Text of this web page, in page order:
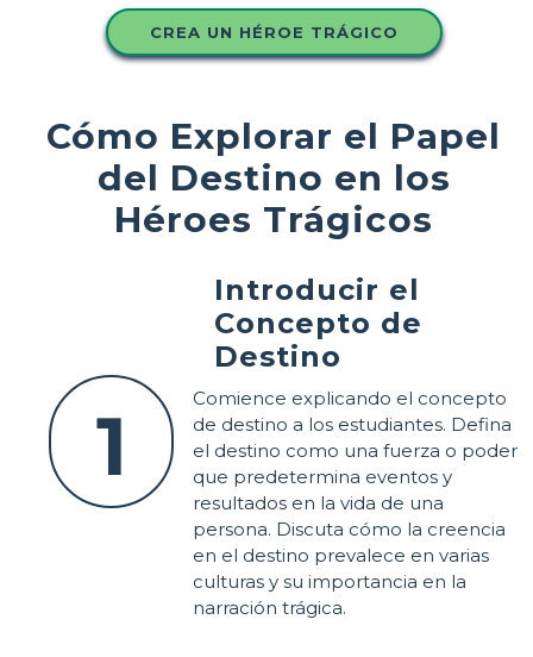
CREA UN HÉROE TRÁGICO
Cómo Explorar el Papel
del Destino en los
Héroes Trágicos
1
Introducir el
Concepto de
Destino
Comience explicando el concepto
de destino a los estudiantes. Defina
el destino como una fuerza o poder
que predetermina eventos y
resultados en la vida de una
persona. Discuta cómo la creencia
en el destino prevalece en varias
culturas y su importancia en la
narración trágica.